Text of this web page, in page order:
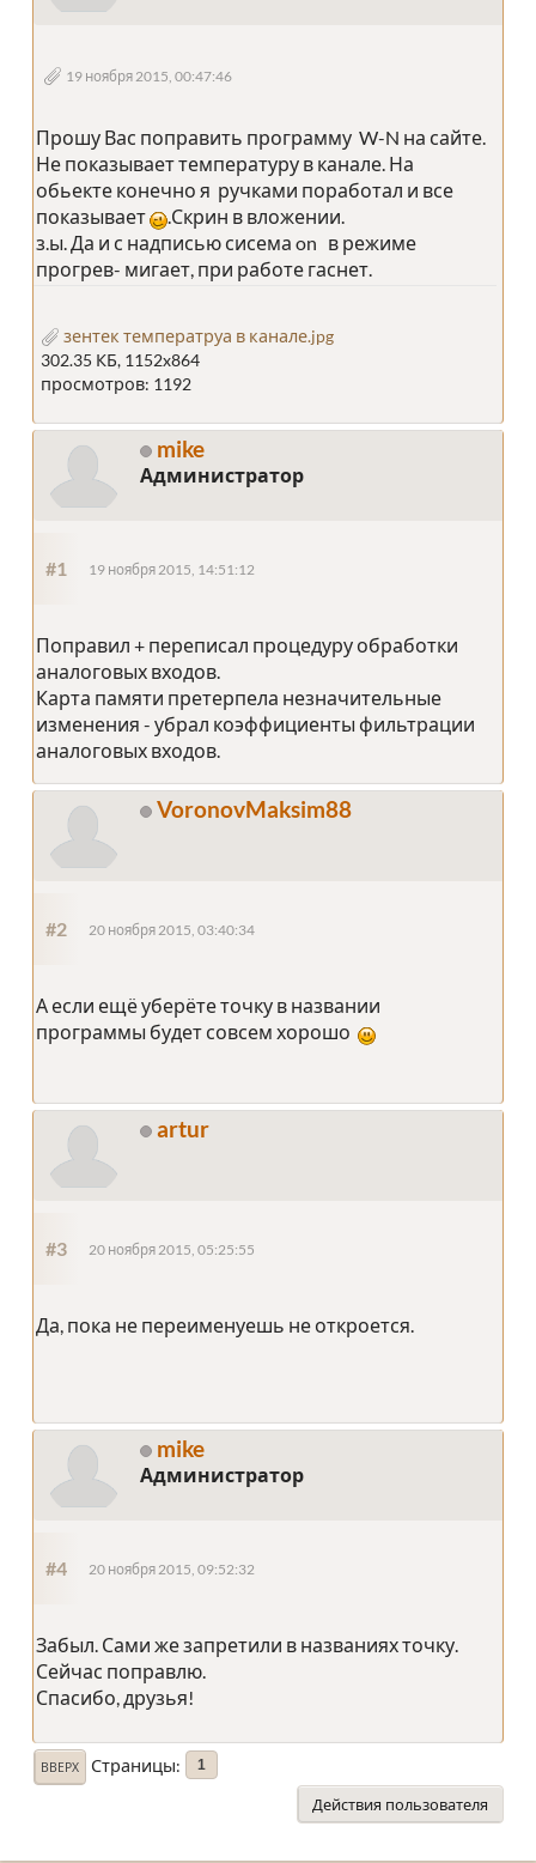
19 ноября 2015, 00:47:46
Прошу Вас поправить программу W-N на сайте.
Не показывает температуру в канале. На
обьекте конечно я ручками поработал и все
показывает
.Скрин в вложении.
з.ы. Да и с надписью сисема on в режиме
прогрев- мигает, при работе гаснет.
зентек температруа в канале.jpg
302.35 КБ, 1152x864
просмотров: 1192
mike
Администратор
#1 19 ноября 2015, 14:51:12
Поправил + переписал процедуру обработки
аналоговых входов.
Карта памяти претерпела незначительные
изменения - убрал коэффициенты фильтрации
аналоговых входов.
VoronovMaksim88
#2 20 ноября 2015, 03:40:34
А если ещё уберёте точку в названии
программы будет совсем хорошо
artur
#3 20 ноября 2015, 05:25:55
Да, пока не переименуешь не откроется.
mike
Администратор
#4 20 ноября 2015, 09:52:32
Забыл. Сами же запретили в названиях точку.
Сейчас поправлю.
Спасибо, друзья!
ВВЕРХ Страницы 1
Действия пользователя